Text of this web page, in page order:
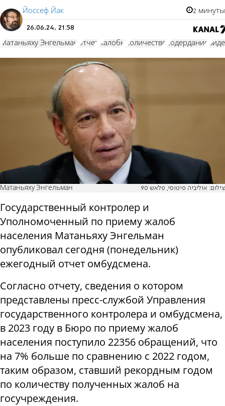
Йоссеф Йак 2 минуты
26.06.24, 21:58
Матаньяху Энгельман отчет жалобы количество содердание
Матаньяху Энгельман צילום: אוליביה פיטוסי, פלאש 90
Государственный контролер и
Уполномоченный по приему жалоб
населения Матаньяху Энгельман
опубликовал сегодня (понедельник)
ежегодный отчет омбудсмена.
Согласно отчету, сведения о котором
представлены пресс-службой Управления
государственного контролера и омбудсмена,
в 2023 году в Бюро по приему жалоб
населения поступило 22356 обращений, что
на 7% больше по сравнению с 2022 годом,
таким образом, ставший рекордным годом
по количеству полученных жалоб на
госучреждения.